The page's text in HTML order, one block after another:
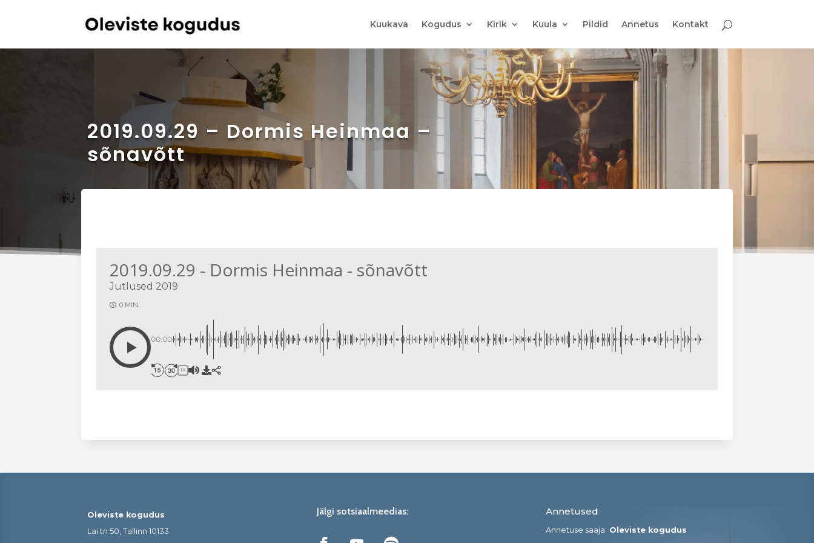
Kuukava Kogudus Kirik Kuula Pildid Annetus Kontakt
2019.09.29 – Dormis Heinmaa –
sõnavõtt
2019.09.29 - Dormis Heinmaa - sõnavõtt
Jutlused 2019
0 MIN.
00:00
1X
Oleviste kogudus
Lai tn 50, Tallinn 10133
Jälgi sotsiaalmeedias: Annetused
Annetuse saaja: Oleviste kogudus